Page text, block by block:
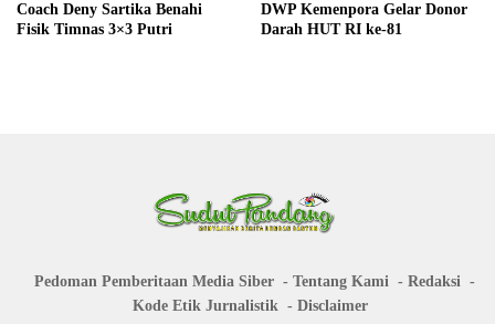
Coach Deny Sartika Benahi
Fisik Timnas 3×3 Putri
DWP Kemenpora Gelar Donor
Darah HUT RI ke-81
Pedoman Pemberitaan Media Siber Tentang Kami
Redaksi
Kode Etik Jurnalistik
Disclaimer